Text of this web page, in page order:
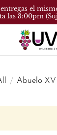
el
las 3:00pm
Abuelo